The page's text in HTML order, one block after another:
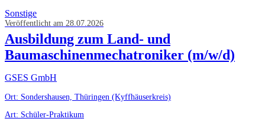
Sonstige
Veröffentlicht am 28.07.2026
Ausbildung zum Land- und
Baumaschinenmechatroniker (m/w/d)
GSES GmbH
Ort: Sondershausen, Thüringen (Kyffhäuserkreis)
Art: Schüler-Praktikum